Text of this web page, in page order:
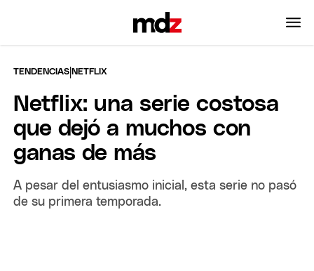
TENDENCIAS |NETFLIX
Netflix: una serie costosa
que dejó a muchos con
ganas de más
A pesar del entusiasmo inicial, esta serie no pasó
de su primera temporada.